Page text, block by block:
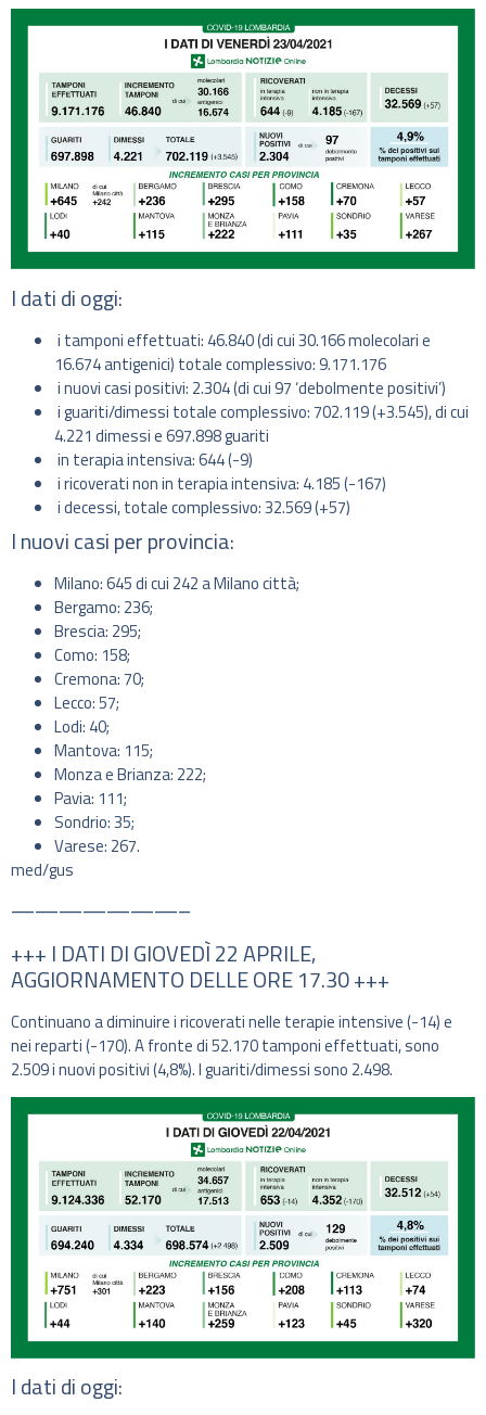
I dati di oggi:
i tamponi effettuati: 46.840 (di cui 30.166 molecolari e
16.674 antigenici) totale complessivo: 9.171.176
i nuovi casi positivi: 2.304 (di cui 97 ‘debolmente positivi’)
i guariti/dimessi totale complessivo: 702.119 (+3.545), di cui
4.221 dimessi e 697.898 guariti
in terapia intensiva: 644 (-9)
i ricoverati non in terapia intensiva: 4.185 (-167)
i decessi, totale complessivo: 32.569 (+57)
I nuovi casi per provincia:
Milano: 645 di cui 242 a Milano città;
Bergamo: 236;
Brescia: 295;
Como: 158;
Cremona: 70;
Lecco: 57;
Lodi: 40;
Mantova: 115;
Monza e Brianza: 222;
Pavia: 111;
Sondrio: 35;
Varese: 267.
med/gus
———————–
+++ I DATI DI GIOVEDÌ 22 APRILE,
AGGIORNAMENTO DELLE ORE 17.30 +++
Continuano a diminuire i ricoverati nelle terapie intensive (-14) e
nei reparti (-170). A fronte di 52.170 tamponi effettuati, sono
2.509 i nuovi positivi (4,8%). I guariti/dimessi sono 2.498.
I dati di oggi: